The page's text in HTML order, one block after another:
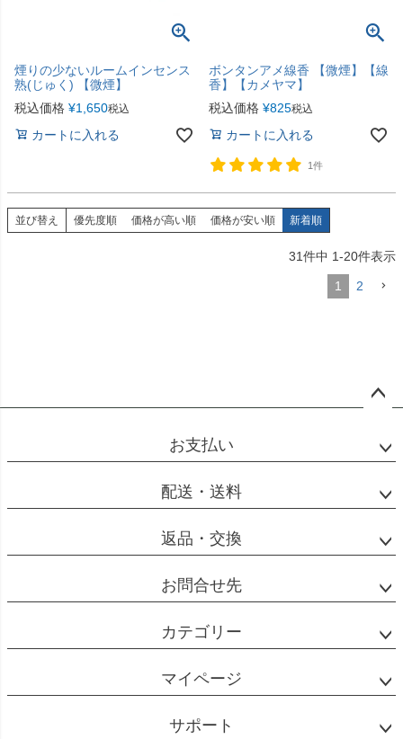
煙りの少ないルームインセンス
熟(じゅく) 【微煙】
税込価格 ¥1,650税込
カートに入れる
ボンタンアメ線香 【微煙】【線
香】【カメヤマ】
税込価格 ¥825税込
カートに入れる
1件
並び替え 優先度順 価格が高い順 価格が安い順 新着順
31件中 1-20件表示
1 2
ップ
お支払い
配送・送料
返品・交換
お問合せ先
カテゴリー
マイページ
サポート